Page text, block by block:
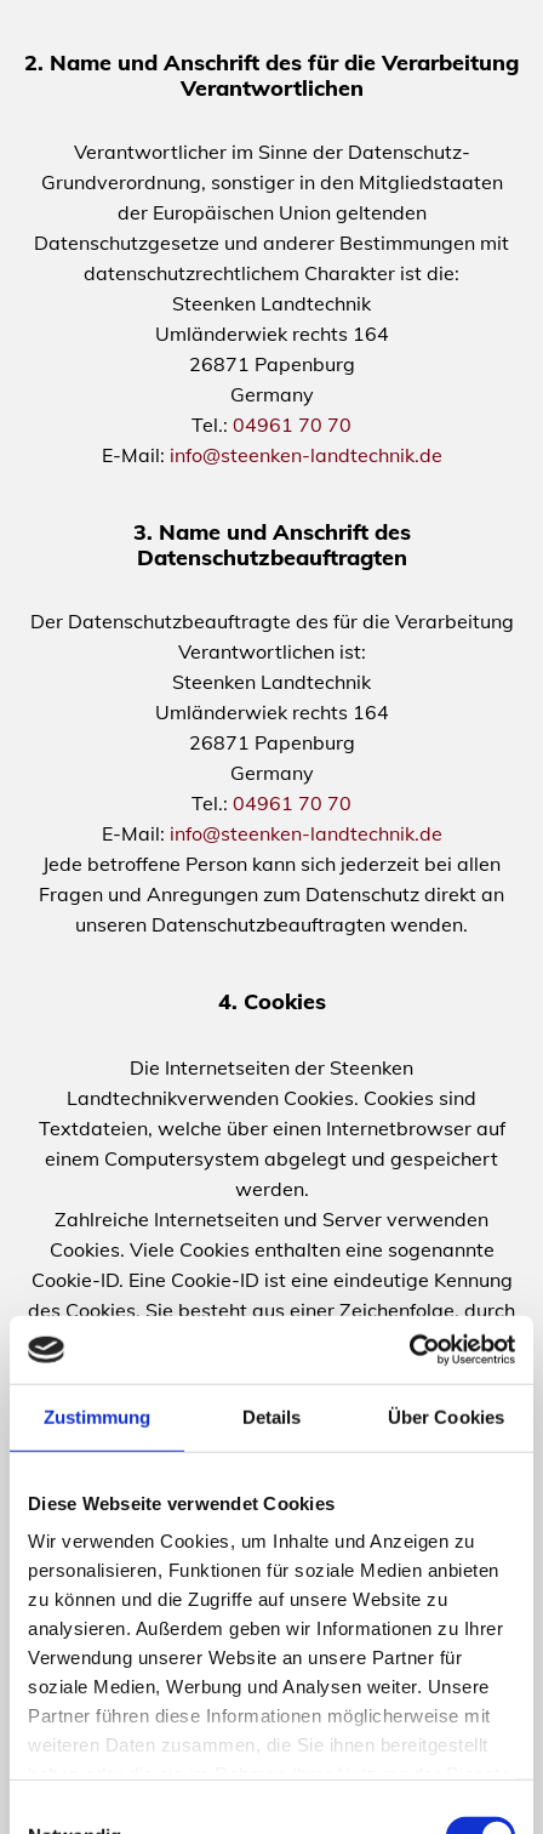
Zustimmung Details Über Cookies
Diese Webseite verwendet Cookies
Wir verwenden Cookies, um Inhalte und Anzeigen zu
personalisieren, Funktionen für soziale Medien anbieten
zu können und die Zugriffe auf unsere Website zu
analysieren. Außerdem geben wir Informationen zu Ihrer
Verwendung unserer Website an unsere Partner für
soziale Medien, Werbung und Analysen weiter. Unsere
Partner führen diese Informationen möglicherweise mit
weiteren Daten zusammen, die Sie ihnen bereitgestellt
2. Name und Anschrift des für die Verarbeitung
Verantwortlichen
Verantwortlicher im Sinne der Datenschutz-
Grundverordnung, sonstiger in den Mitgliedstaaten
der Europäischen Union geltenden
Datenschutzgesetze und anderer Bestimmungen mit
datenschutzrechtlichem Charakter ist die:
Steenken Landtechnik
Umländerwiek rechts 164
26871 Papenburg
Germany
Tel.: 04961 70 70
E-Mail: info@steenken-landtechnik.de
3. Name und Anschrift des
Datenschutzbeauftragten
Der Datenschutzbeauftragte des für die Verarbeitung
Verantwortlichen ist:
Steenken Landtechnik
Umländerwiek rechts 164
26871 Papenburg
Germany
Tel.: 04961 70 70
E-Mail: info@steenken-landtechnik.de
Jede betroffene Person kann sich jederzeit bei allen
Fragen und Anregungen zum Datenschutz direkt an
unseren Datenschutzbeauftragten wenden.
4. Cookies
Die Internetseiten der Steenken
Landtechnikverwenden Cookies. Cookies sind
Textdateien, welche über einen Internetbrowser auf
einem Computersystem abgelegt und gespeichert
werden.
Zahlreiche Internetseiten und Server verwenden
Cookies. Viele Cookies enthalten eine sogenannte
Cookie-ID. Eine Cookie-ID ist eine eindeutige Kennung
des Cookies. Sie besteht aus einer Zeichenfolge, durch
welche Internetseiten und Server dem konkreten
Internetbrowser zugeordnet werden können, in dem
das Cookie gespeichert wurde. Dies ermöglicht es den
besuchten Internetseiten und Servern, den
anderen Internetbrowsern, die andere Cookies
Internetbrowser kann über die eindeutige Cookie-ID
wiedererkannt und identifiziert werden.
Durch den Einsatz von Cookies kann die Steenken
Landtechnik den Nutzern dieser Internetseite
nutzerfreundlichere Services bereitstellen, die ohne die
Cookie-Setzung nicht möglich wären.
Mittels eines Cookies können die Informationen und
wie bereits erwähnt, die Benutzer unserer